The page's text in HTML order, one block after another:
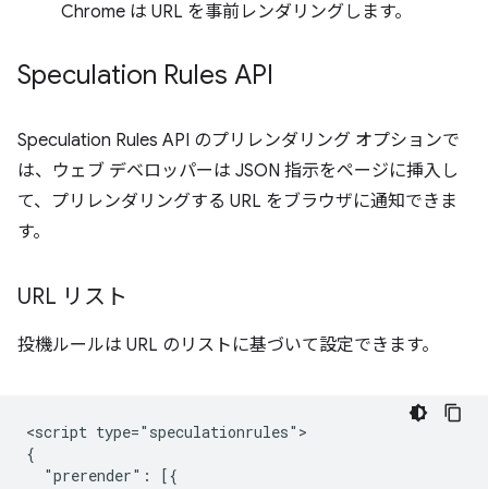
Chrome は URL を事前レンダリングします。
Speculation Rules API
Speculation Rules API のプリレンダリング オプションで
は、ウェブ デベロッパーは JSON 指示をページに挿入し
て、プリレンダリングする URL をブラウザに通知できま
す。
URL リスト
投機ルールは URL のリストに基づいて設定できます。
<script type="speculationrules">
{
  "prerender": [{